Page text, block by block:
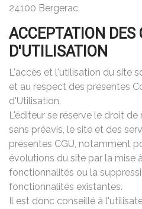
24100 Bergerac.
ACCEPTATION DES
D'UTILISATION
L'accès et l'utilisation du site
et au respect des présentes
d'Utilisation.
L'éditeur se réserve le droit
sans préavis, le site et des
présentes CGU, notamment
évolutions du site par la mise
fonctionnalités ou la
fonctionnalités existantes.
Il est donc conseillé à